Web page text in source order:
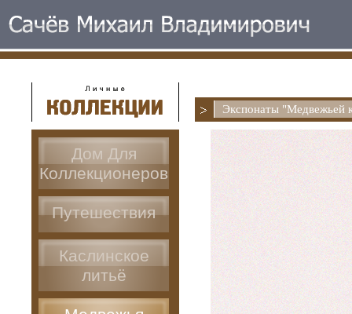
Экспонаты "Медвежьей
Дом Для
Коллекционеров
Путешествия
Каслинское
литьё